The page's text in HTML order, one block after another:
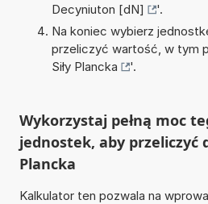
Decyniuton [dN]
'.
Na koniec wybierz
przeliczyć wartość, w tym
Siły Plancka
'.
Wykorzystaj pełną moc
jednostek, aby przeliczyć
Plancka
Kalkulator ten pozwala na